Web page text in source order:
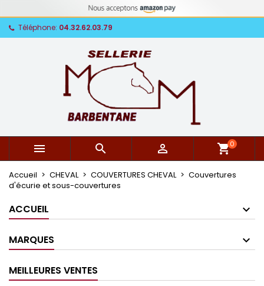
Téléphone: 04.32.62.03.79
   shopping_cart0
Accueil CHEVAL COUVERTURES CHEVAL
Couvertures
d'écurie et sous-couvertures
ACCUEIL
MARQUES
MEILLEURES VENTES